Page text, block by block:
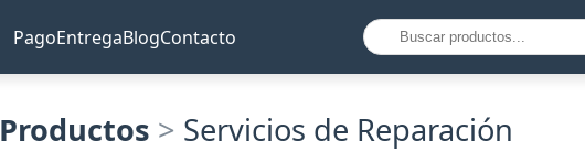
PagoEntregaBlogContacto
Productos > Servicios de Reparación